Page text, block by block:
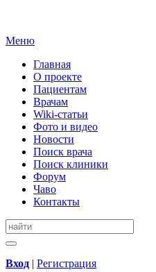
Меню
Главная
О проекте
Пациентам
Врачам
Wiki-статьи
Фото и видео
Новости
Поиск врача
Поиск клиники
Форум
Чаво
Контакты
Вход | Регистрация